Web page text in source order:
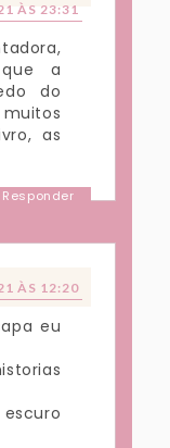
ÀS 23:31
a
do
as
Responder
ÀS 12:20
eu